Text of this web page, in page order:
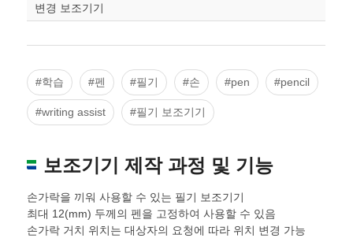
변경 보조기기
#학습 #펜 #필기 #손 #pen #pencil
#writing assist #필기 보조기기
보조기기 제작 과정 및 기능
손가락을 끼워 사용할 수 있는 필기 보조기기
최대 12(mm) 두께의 펜을 고정하여 사용할 수 있음
손가락 거치 위치는 대상자의 요청에 따라 위치 변경 가능